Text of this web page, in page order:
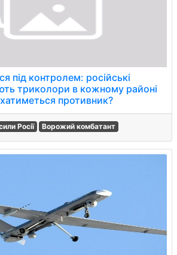
під контролем: російські
триколори в кожному районі
противник?
Росії Ворожий комбатант